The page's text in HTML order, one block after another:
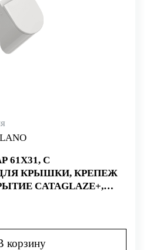
61Х31, С
КРЫШКИ, КРЕПЕЖ
CATAGLAZE+,
корзину